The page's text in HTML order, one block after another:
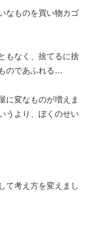
なものを買い物カゴ
もなく、捨てるに捨
のであふれる…
に変なものが増えま
うより、ぼくのせい
て考え方を変えまし